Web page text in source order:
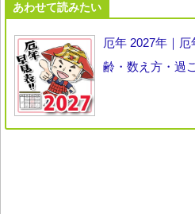
あわせて読みたい
厄年 2027年｜
齢・数え方・過